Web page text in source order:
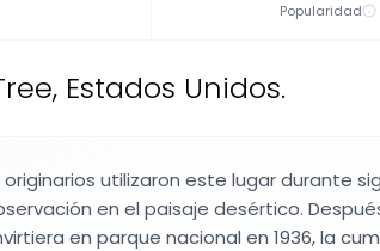
Popularidad
Estados Unidos.
originarios utilizaron este lugar durante
en el paisaje desértico.
en parque nacional en 1936, la